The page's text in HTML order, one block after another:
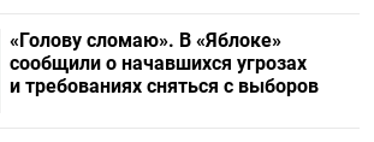
«Голову сломаю». В «Яблоке»
сообщили о начавшихся угрозах
и требованиях сняться с выборов